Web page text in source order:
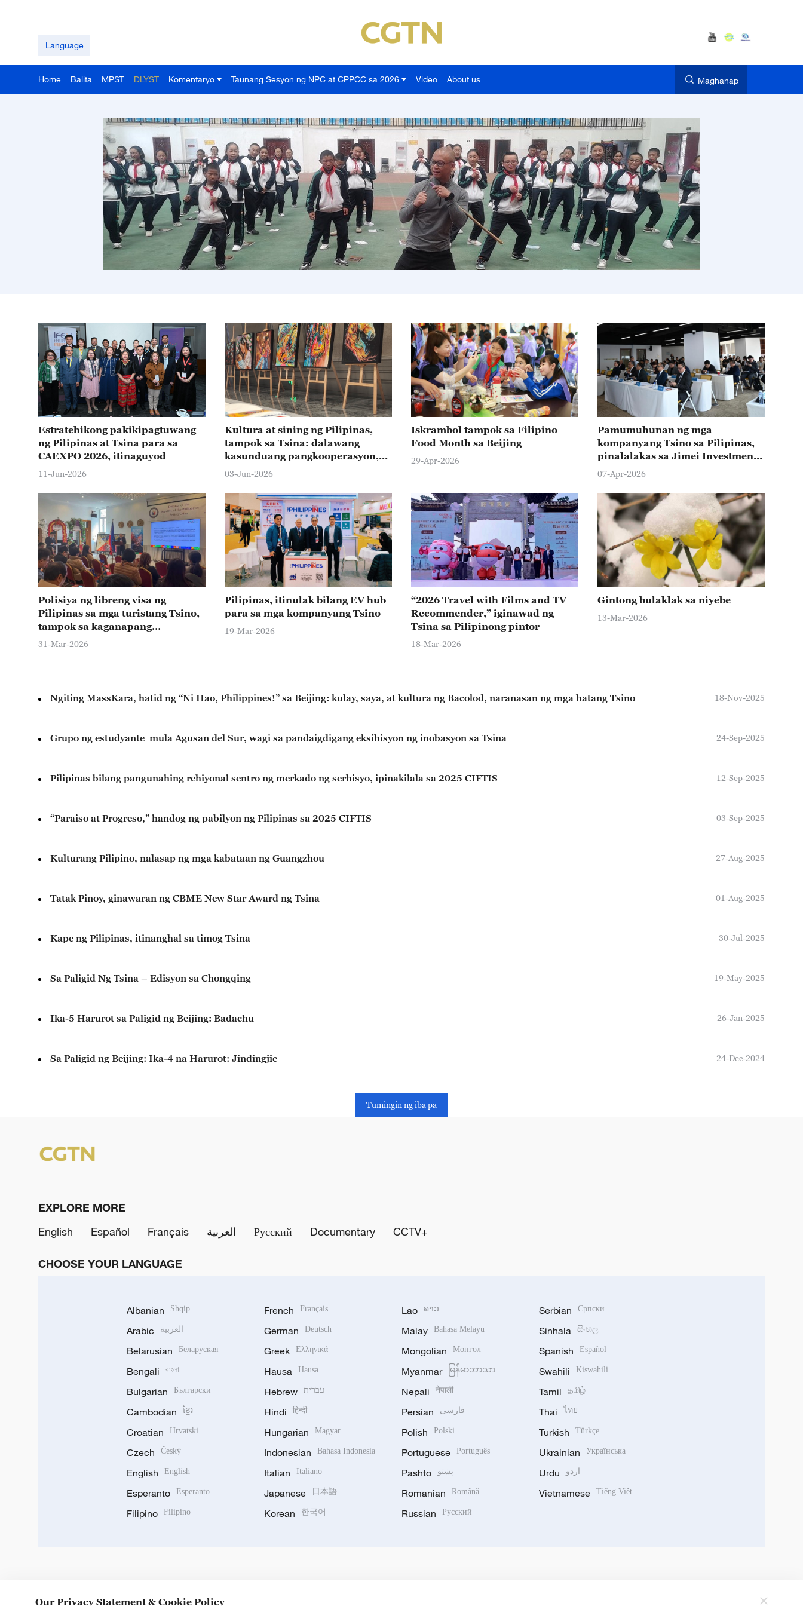
Language
Home Balita MPST DLYST Komentaryo Taunang Sesyon ng NPC at CPPCC sa 2026 Video About us Maghanap
Estratehikong pakikipagtuwang
ng Pilipinas at Tsina para sa
CAEXPO 2026, itinaguyod
11-Jun-2026
Kultura at sining ng Pilipinas,
tampok sa Tsina: dalawang
kasunduang pangkooperasyon,
nilagdaan
03-Jun-2026
Iskrambol tampok sa Filipino
Food Month sa Beijing
29-Apr-2026
Pamumuhunan ng mga
kompanyang Tsino sa Pilipinas,
pinalalakas sa Jimei Investment
Seminar
07-Apr-2026
Polisiya ng libreng visa ng
Pilipinas sa mga turistang Tsino,
tampok sa kaganapang
panturismo sa Beijing
31-Mar-2026
Pilipinas, itinulak bilang EV hub
para sa mga kompanyang Tsino
19-Mar-2026
“2026 Travel with Films and TV
Recommender,” iginawad ng
Tsina sa Pilipinong pintor
18-Mar-2026
Gintong bulaklak sa niyebe
13-Mar-2026
Ngiting MassKara, hatid ng “Ni Hao, Philippines!” sa Beijing: kulay, saya, at kultura ng Bacolod, naranasan ng mga batang Tsino 18-Nov-2025
Grupo ng estudyante mula Agusan del Sur, wagi sa pandaigdigang eksibisyon ng inobasyon sa Tsina 24-Sep-2025
Pilipinas bilang pangunahing rehiyonal sentro ng merkado ng serbisyo, ipinakilala sa 2025 CIFTIS 12-Sep-2025
“Paraiso at Progreso,” handog ng pabilyon ng Pilipinas sa 2025 CIFTIS 03-Sep-2025
Kulturang Pilipino, nalasap ng mga kabataan ng Guangzhou 27-Aug-2025
Tatak Pinoy, ginawaran ng CBME New Star Award ng Tsina 01-Aug-2025
Kape ng Pilipinas, itinanghal sa timog Tsina 30-Jul-2025
Sa Paligid Ng Tsina – Edisyon sa Chongqing 19-May-2025
Ika-5 Harurot sa Paligid ng Beijing: Badachu 26-Jan-2025
Sa Paligid ng Beijing: Ika-4 na Harurot: Jindingjie 24-Dec-2024
Tumingin ng iba pa
EXPLORE MORE
English
Español Français العربية Русский Documentary CCTV+
CHOOSE YOUR LANGUAGE
Albanian Shqip
Arabic العربية
Belarusian Беларуская
Bengali বাংলা
Bulgarian Български
Cambodian ខ្មែរ
Croatian Hrvatski
Czech Český
English English
Esperanto Esperanto
Filipino Filipino
French Français
German Deutsch
Greek Ελληνικά
Hausa Hausa
Hebrew עברית
Hindi हिन्दी
Hungarian Magyar
Indonesian Bahasa Indonesia
Italian Italiano
Japanese 日本語
Korean 한국어
Lao ລາວ
Malay Bahasa Melayu
Mongolian Монгол
Myanmar မြန်မာဘာသာ
Nepali नेपाली
Persian فارسی
Polish Polski
Portuguese Português
Pashto پښتو
Romanian Română
Russian Русский
Serbian Српски
Sinhala සිංහල
Spanish Español
Swahili Kiswahili
Tamil தமிழ்
Thai ไทย
Turkish Türkçe
Ukrainian Українська
Urdu اردو
Vietnamese Tiếng Việt
Our Privacy Statement & Cookie Policy